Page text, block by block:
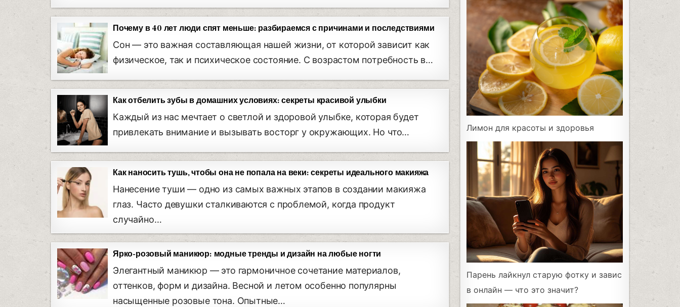
Почему в 40 лет люди спят меньше: разбираемся с причинами и последствиями
Сон — это важная составляющая нашей жизни, от которой зависит как
физическое, так и психическое состояние. С возрастом потребность в…
Как отбелить зубы в домашних условиях: секреты красивой улыбки
Каждый из нас мечтает о светлой и здоровой улыбке, которая будет
привлекать внимание и вызывать восторг у окружающих. Но что…
Как наносить тушь, чтобы она не попала на веки: секреты идеального макияжа
Нанесение туши — одно из самых важных этапов в создании макияжа
глаз. Часто девушки сталкиваются с проблемой, когда продукт
случайно…
Ярко-розовый маникюр: модные тренды и дизайн на любые ногти
Элегантный маникюр — это гармоничное сочетание материалов,
оттенков, форм и дизайна. Весной и летом особенно популярны
насыщенные розовые тона. Опытные…
Лимон для красоты и здоровья
Парень лайкнул старую фотку и завис
в онлайн — что это значит?